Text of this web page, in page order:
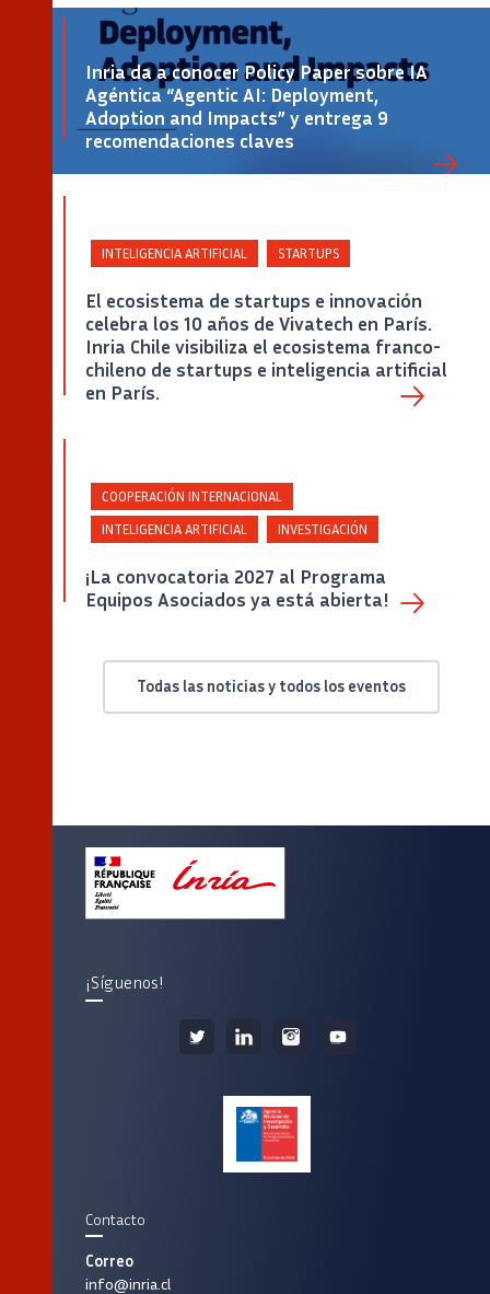
Captura de pantalla de la portada del Policy Paper «Agentic AI: Deployment, Adoption and
Impacts» de Inria.
Inria da a conocer Policy Paper sobre IA
Agéntica “Agentic AI: Deployment,
Adoption and Impacts” y entrega 9
recomendaciones claves
INTELIGENCIA ARTIFICIAL STARTUPS
El ecosistema de startups e innovación
celebra los 10 años de Vivatech en París.
Inria Chile visibiliza el ecosistema franco-
chileno de startups e inteligencia artificial
en París.
COOPERACIÓN INTERNACIONAL
INTELIGENCIA ARTIFICIAL
INVESTIGACIÓN
¡La convocatoria 2027 al Programa
Equipos Asociados ya está abierta!
Todas las noticias y todos los eventos
¡Síguenos!
Contacto
Correo
info@inria.cl